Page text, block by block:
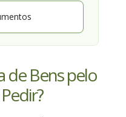
de Bens pelo